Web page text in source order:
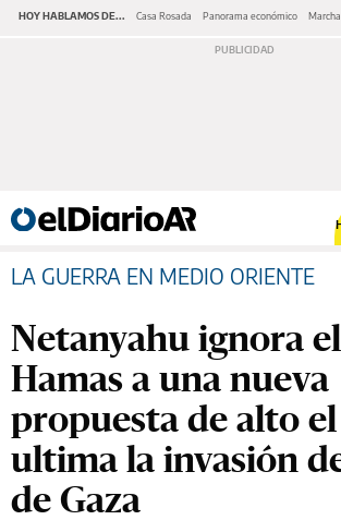
HOY HABLAMOS DE... Casa Rosada Panorama económico
LA GUERRA EN MEDIO ORIENTE
Netanyahu ignora
Hamas a una nueva
propuesta de alto
ultima la invasión
de Gaza